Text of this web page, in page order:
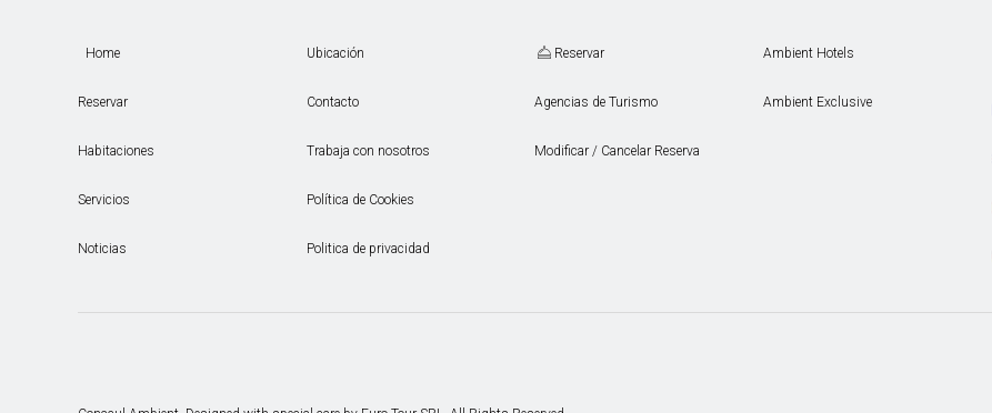
Home
Reservar
Habitaciones
Servicios
Noticias
Ubicación
Contacto
Trabaja con nosotros
Política de Cookies
Politica de privacidad
Reservar
Agencias de Turismo
Modificar / Cancelar Reserva
Ambient Hotels
Ambient Exclusive